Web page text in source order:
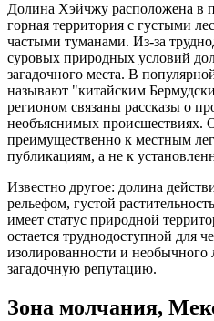
Долина Хэйчжу расположена в
горная территория с густыми
частыми туманами. Из-за
суровых природных условий
загадочного места. В
называют "китайским
регионом связаны рассказы о
необъяснимых происшествиях.
преимущественно к местным
публикациям, а не к
Известно другое: долина
рельефом, густой
имеет статус природной
остается труднодоступной для
изолированности и
загадочную репутацию.
Зона молчания,